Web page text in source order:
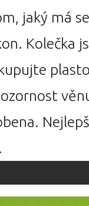
jaký má
Kolečka